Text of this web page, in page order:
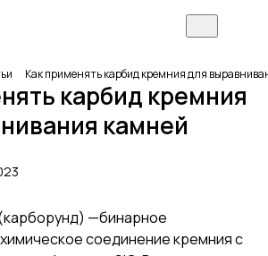
Как применять карбид кремния для
карбид кремния
камней
—бинарное
соединение кремния с